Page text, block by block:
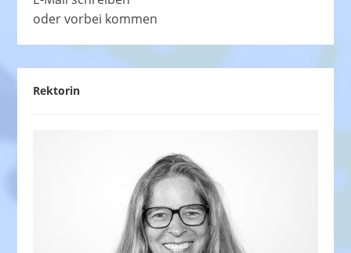
oder vorbei kommen
Rektorin